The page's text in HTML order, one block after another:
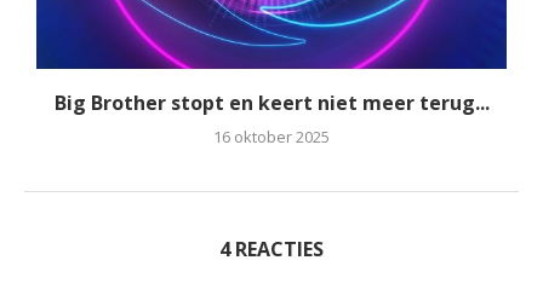
Big Brother stopt en keert niet meer terug...
16 oktober 2025
4 REACTIES